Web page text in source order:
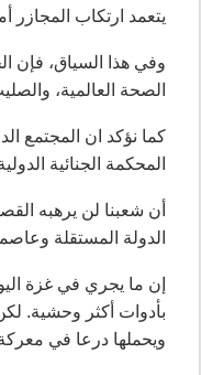
يتعمد ارتكاب
وفي هذا السياق، فإن
الصحة العالمية،
كما نؤكد ان المجتمع
المحكمة الجنائية
أن شعبنا لن يرهبه
الدولة المستقلة
إن ما يجري في غزة
ويحملها درعا في